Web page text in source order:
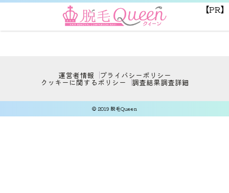
【PR】
運営者情報 プライバシーポリシー
クッキーに関するポリシー 調査結果調査詳細
© 2019 脱毛Queen